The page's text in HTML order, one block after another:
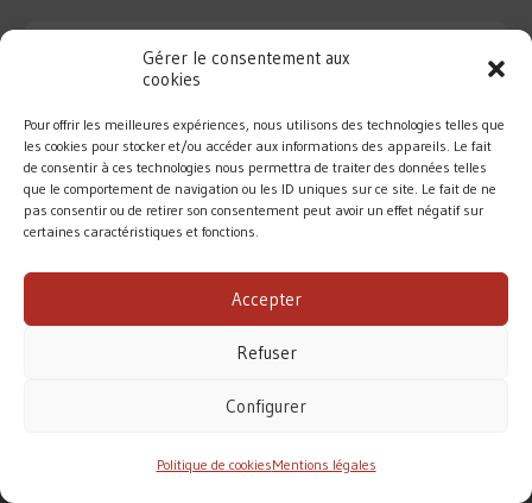
Gérer le consentement aux
cookies
Pour offrir les meilleures expériences, nous utilisons des technologies telles que
les cookies pour stocker et/ou accéder aux informations des appareils. Le fait
de consentir à ces technologies nous permettra de traiter des données telles
que le comportement de navigation ou les ID uniques sur ce site. Le fait de ne
pas consentir ou de retirer son consentement peut avoir un effet négatif sur
certaines caractéristiques et fonctions.
Accepter
Refuser
Configurer
Politique de cookiesMentions légales
DIOCÈSE DE ROUEN
aucune subvention pour accomplir sa mission.
Le diocèse de Rouen vit principalement des dons des